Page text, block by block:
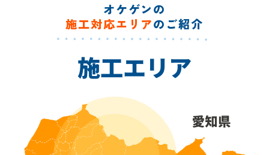
オケゲンの
施工対応エリアのご紹介
施工エリア